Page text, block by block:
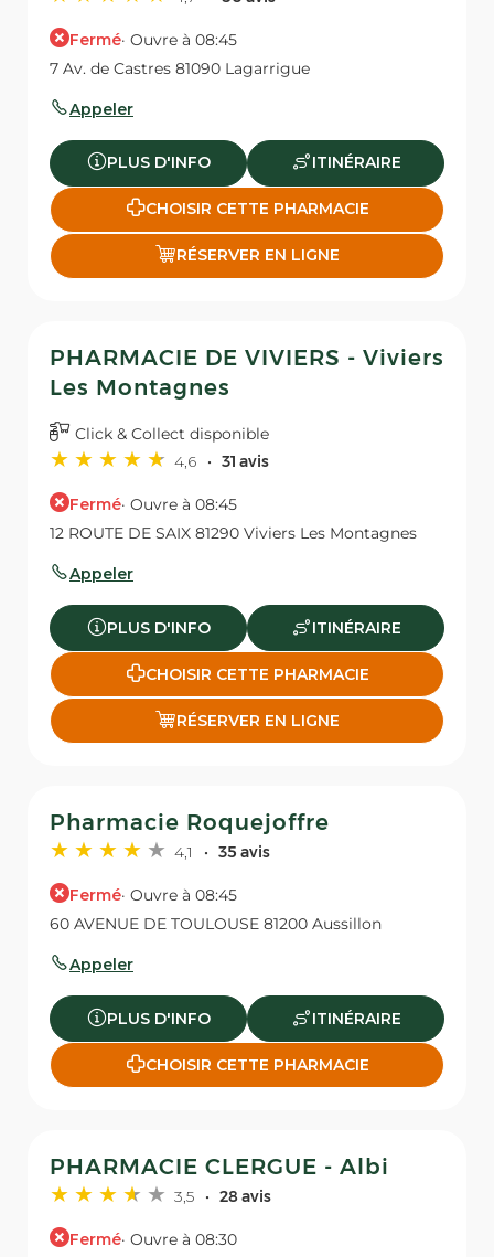
Fermé· Ouvre à 08:45
7 Av. de Castres 81090 Lagarrigue
Appeler
PLUS D'INFO ITINÉRAIRE
CHOISIR CETTE PHARMACIE
RÉSERVER EN LIGNE
PHARMACIE DE VIVIERS - Viviers
Les Montagnes
Click & Collect disponible
4,6
31 avis
Fermé· Ouvre à 08:45
12 ROUTE DE SAIX 81290 Viviers Les Montagnes
Appeler
PLUS D'INFO ITINÉRAIRE
CHOISIR CETTE PHARMACIE
RÉSERVER EN LIGNE
Pharmacie Roquejoffre
4,1 35 avis
Fermé· Ouvre à 08:45
60 AVENUE DE TOULOUSE 81200 Aussillon
Appeler
PLUS D'INFO ITINÉRAIRE
CHOISIR CETTE PHARMACIE
PHARMACIE CLERGUE - Albi
3,5 28 avis
Fermé· Ouvre à 08:30